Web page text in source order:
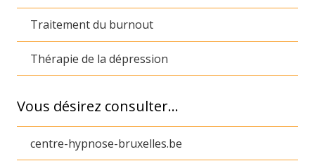
Traitement du burnout
Thérapie de la dépression
Vous désirez consulter…
centre-hypnose-bruxelles.be